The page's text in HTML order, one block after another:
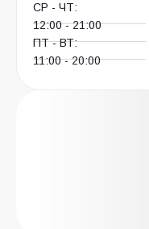
СР - ЧТ:
12:00 - 21:00
ПТ - ВТ:
11:00 - 20:00